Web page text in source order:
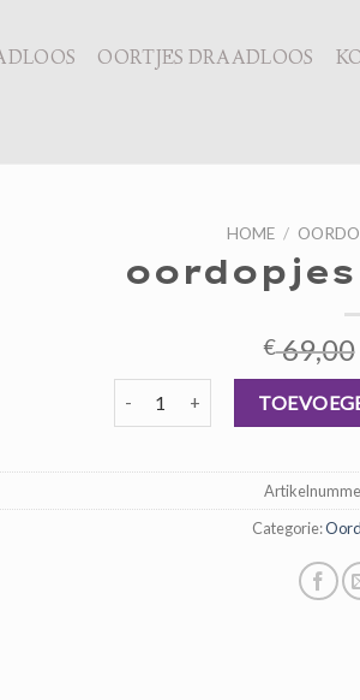
OORTJES DRAADLOOS
HOME /
€69,00
oordopjes draadloos aantal
Categorie: